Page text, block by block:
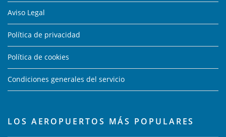
Aviso Legal
Política de privacidad
Política de cookies
Condiciones generales del servicio
LOS AEROPUERTOS MÁS POPULARES